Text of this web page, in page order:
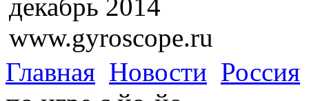
декабрь 2014
www.gyroscope.ru
Главная Новости Россия